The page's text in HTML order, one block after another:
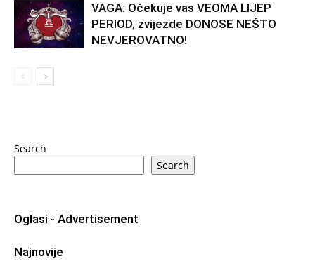
VAGA: Očekuje vas VEOMA LIJEP
PERIOD, zvijezde DONOSE NEŠTO
NEVJEROVATNO!
Search
Search
Oglasi - Advertisement
Najnovije